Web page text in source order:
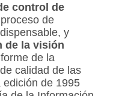
control de
de
y
de la visión
de la
calidad de las
edición de 1995